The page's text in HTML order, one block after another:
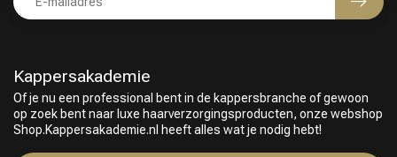
Kappersakademie
Of je nu een professional bent in de kappersbranche of gewoon
op zoek bent naar luxe haarverzorgingsproducten, onze webshop
Shop.Kappersakademie.nl heeft alles wat je nodig hebt!